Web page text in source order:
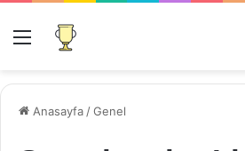
Menü
Anasayfa /Genel